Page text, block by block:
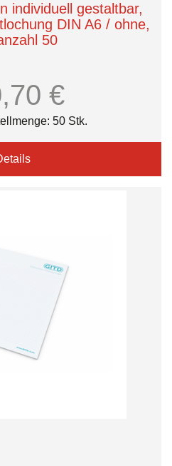
individuell gestaltbar,
DIN A6 / ohne,
50
€
50 Stk.